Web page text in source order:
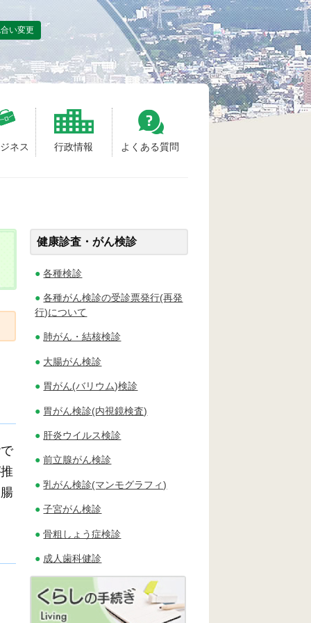
ネス 行政情報 よくある質問
い変更
健康診査・がん検診
各種検診
各種がん検診の受診票発行(再発
行)について
肺がん・結核検診
大腸がん検診
胃がん(バリウム)検診
胃がん検診(内視鏡検査)
肝炎ウイルス検診
前立腺がん検診
乳がん検診(マンモグラフィ)
子宮がん検診
骨粗しょう症検診
成人歯科健診